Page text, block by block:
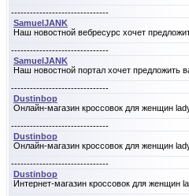
-------------------------------
SamuelJANK
Наш новостной вебресурс хочет
-------------------------------
SamuelJANK
Наш новостной портал хочет предложить
-------------------------------
Dustinbop
Онлайн-магазин кроссовок для женщин
-------------------------------
Dustinbop
Онлайн-магазин кроссовок для женщин
-------------------------------
Dustinbop
Интернет-магазин кроссовок для женщин